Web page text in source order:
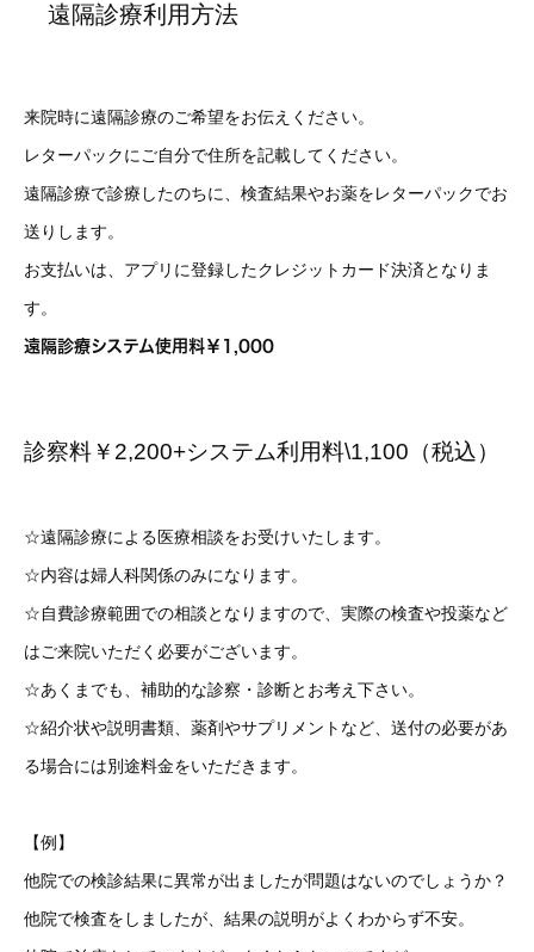
遠隔診療利用方法
来院時に遠隔診療のご希望をお伝えください。
レターパックにご自分で住所を記載してください。
遠隔診療で診療したのちに、検査結果やお薬をレターパックでお
送りします。
お支払いは、アプリに登録したクレジットカード決済となりま
す。
遠隔診療システム使用料￥1,000
診察料￥2,200+システム利用料\1,100（税込）
☆遠隔診療による医療相談をお受けいたします。
☆内容は婦人科関係のみになります。
☆自費診療範囲での相談となりますので、実際の検査や投薬など
はご来院いただく必要がございます。
☆あくまでも、補助的な診察・診断とお考え下さい。
☆紹介状や説明書類、薬剤やサプリメントなど、送付の必要があ
る場合には別途料金をいただきます。
【例】
他院での検診結果に異常が出ましたが問題はないのでしょうか？
他院で検査をしましたが、結果の説明がよくわからず不安。